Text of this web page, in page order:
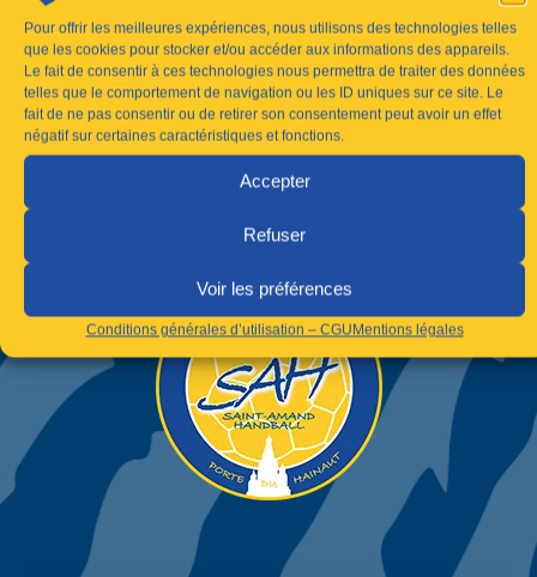
Pour offrir les meilleures expériences, nous utilisons des technologies telles
que les cookies pour stocker et/ou accéder aux informations des appareils.
Le fait de consentir à ces technologies nous permettra de traiter des données
telles que le comportement de navigation ou les ID uniques sur ce site. Le
fait de ne pas consentir ou de retirer son consentement peut avoir un effet
négatif sur certaines caractéristiques et fonctions.
Accepter
Refuser
Voir les préférences
Conditions générales d’utilisation – CGUMentions légales